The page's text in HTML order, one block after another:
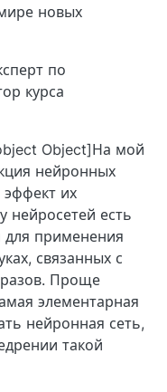
новых
по
курса
Object]На мой
нейронных
эффект их
нейросетей есть
для применения
связанных с
Проще
элементарная
нейронная сеть,
такой